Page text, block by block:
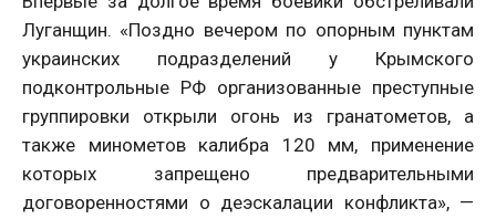
Луганщин. «Поздно вечером по опорным пунктам
украинских подразделений у Крымского
подконтрольные РФ организованные преступные
группировки открыли огонь из гранатометов, а
также минометов калибра 120 мм, применение
которых запрещено предварительными
договоренностями о деэскалации конфликта», —